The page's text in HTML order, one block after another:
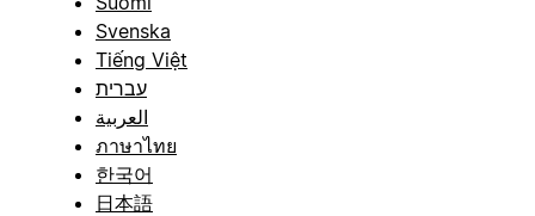
Svenska
Tiếng Việt
עברית
العربية
ภาษาไทย
한국어
日本語